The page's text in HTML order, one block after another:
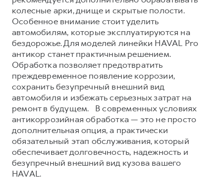
колесные арки, днище и скрытые полости.
Особенное внимание стоит уделить
автомобилям, которые эксплуатируются на
бездорожье. Для моделей линейки HAVAL Pro
антикор станет практичным решением.
Обработка позволяет предотвратить
преждевременное появление коррозии,
сохранить безупречный внешний вид
автомобиля и избежать серьезных затрат на
ремонт в будущем. В современных условиях
антикоррозийная обработка — это не просто
дополнительная опция, а практически
обязательный этап обслуживания, который
обеспечивает долговечность, надежность и
безупречный внешний вид кузова вашего
HAVAL.